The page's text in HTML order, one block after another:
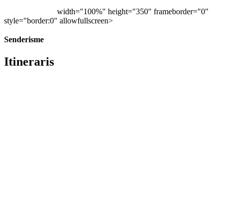
width="100%" height="350" frameborder="0"
style="border:0" allowfullscreen>
Senderisme
Itineraris